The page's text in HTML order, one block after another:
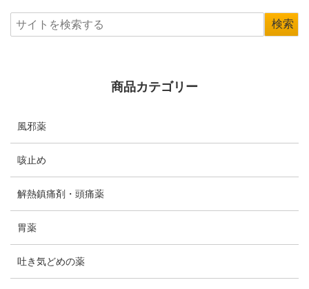
商品カテゴリー
風邪薬
咳止め
解熱鎮痛剤・頭痛薬
胃薬
吐き気どめの薬